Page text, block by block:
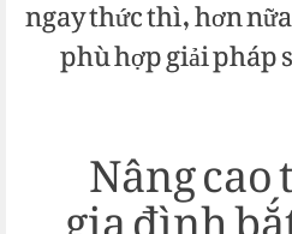
ngay thức thì, hơn
phù hợp giải pháp
Nâng